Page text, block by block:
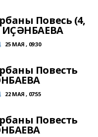
Повесь (4,
ИҪӘНБАЕВА
25 МАЯ , 09:30
Повесть
22 МАЯ , 07:55
Повесть